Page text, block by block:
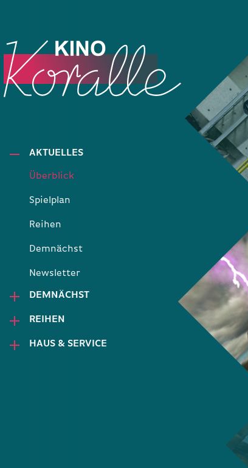
AKTUELLES
Überblick
Spielplan
Reihen
Demnächst
Newsletter
DEMNÄCHST
REIHEN
HAUS & SERVICE